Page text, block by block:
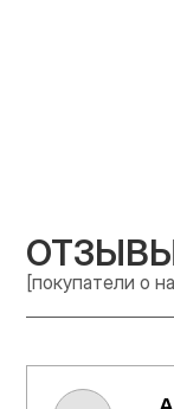
[покупатели о